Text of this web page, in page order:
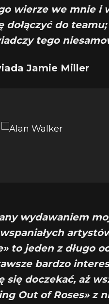
wierze we mnie i
dołączyć do
tego
Jamie Miller
wydawaniem
to jeden z długo
bardzo
doczekać, aż
Out of Roses» z